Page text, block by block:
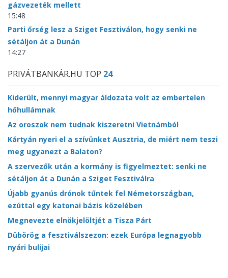
gázvezeték mellett
15:48
Parti őrség lesz a Sziget Fesztiválon, hogy senki ne
sétáljon át a Dunán
14:27
PRIVÁTBANKÁR.HU TOP 24
Kiderült, mennyi magyar áldozata volt az embertelen
hőhullámnak
Az oroszok nem tudnak kiszeretni Vietnámból
Kártyán nyeri el a szívünket Ausztria, de miért nem teszi
meg ugyanezt a Balaton?
A szervezők után a kormány is figyelmeztet: senki ne
sétáljon át a Dunán a Sziget Fesztiválra
Újabb gyanús drónok tűntek fel Németországban,
ezúttal egy katonai bázis közelében
Megnevezte elnökjelöltjét a Tisza Párt
Dübörög a fesztiválszezon: ezek Európa legnagyobb
nyári bulijai